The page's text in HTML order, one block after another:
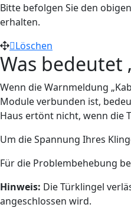
Bitte befolgen Sie den
erhalten.
Löschen
Was bedeutet
Wenn die Warnmeldung
Module verbunden ist,
Haus ertönt nicht, wenn die
Um die Spannung Ihres
Für die Problembehebung
Hinweis: Die Türklingel
angeschlossen wird.